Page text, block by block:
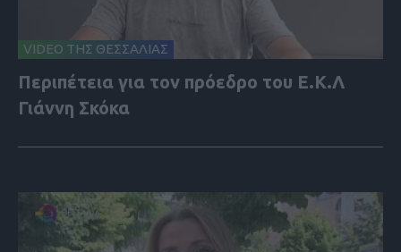
VIDEO ΤΗΣ ΘΕΣΣΑΛΙΑΣ
Περιπέτεια για τον πρόεδρο του Ε.Κ.Λ
Γιάννη Σκόκα